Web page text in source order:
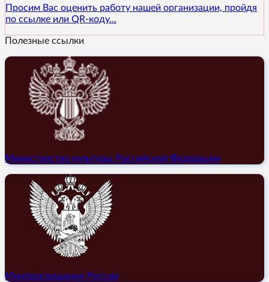
Просим Вас оценить работу нашей организации, пройдя
по ссылке или QR-коду...
Полезные ссылки
Министерство культуры Российской Федерации
Минпросвещения России